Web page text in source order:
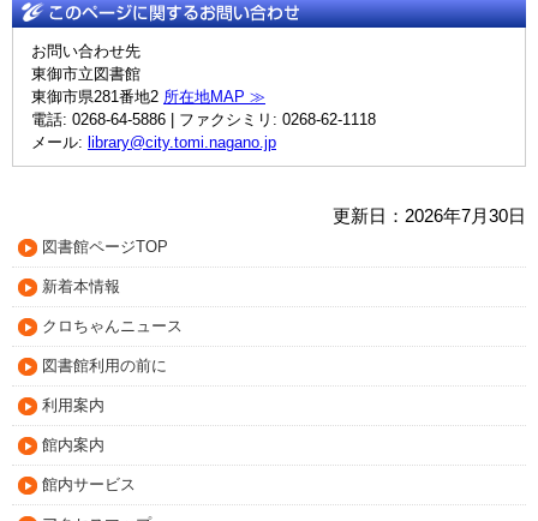
お問い合わせ先
東御市立図書館
東御市県281番地2 所在地MAP ≫
電話: 0268-64-5886 | ファクシミリ: 0268-62-1118
メール: library@city.tomi.nagano.jp
更新日：2026年7月30日
図書館ページTOP
新着本情報
クロちゃんニュース
図書館利用の前に
利用案内
館内案内
館内サービス